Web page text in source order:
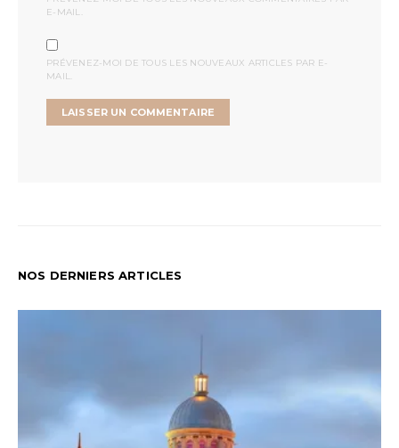
E-MAIL.
PRÉVENEZ-MOI DE TOUS LES NOUVEAUX ARTICLES PAR E-
MAIL.
NOS DERNIERS ARTICLES